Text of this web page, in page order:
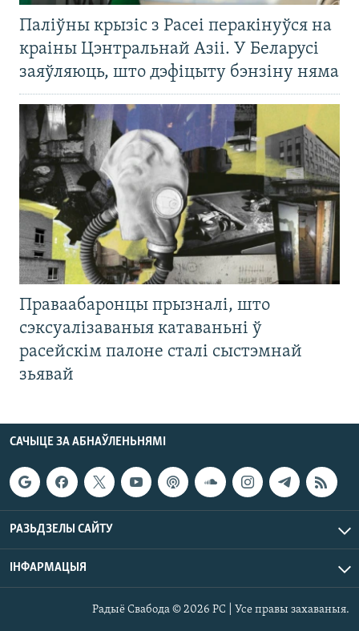
Паліўны крызіс з Расеі перакінуўся на
краіны Цэнтральнай Азіі. У Беларусі
заяўляюць, што дэфіцыту бэнзіну няма
Праваабаронцы прызналі, што
сэксуалізаваныя катаваньні ў
расейскім палоне сталі сыстэмнай
зьявай
САЧЫЦЕ ЗА АБНАЎЛЕНЬНЯМІ
РАЗЬДЗЕЛЫ САЙТУ
ІНФАРМАЦЫЯ
Радыё Свабода © 2026 РС | Усе правы захаваныя.